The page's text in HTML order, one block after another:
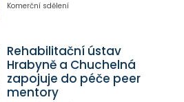
Komerční sdělení
Rehabilitační ústav
Hrabyně a Chuchelná
zapojuje do péče peer
mentory